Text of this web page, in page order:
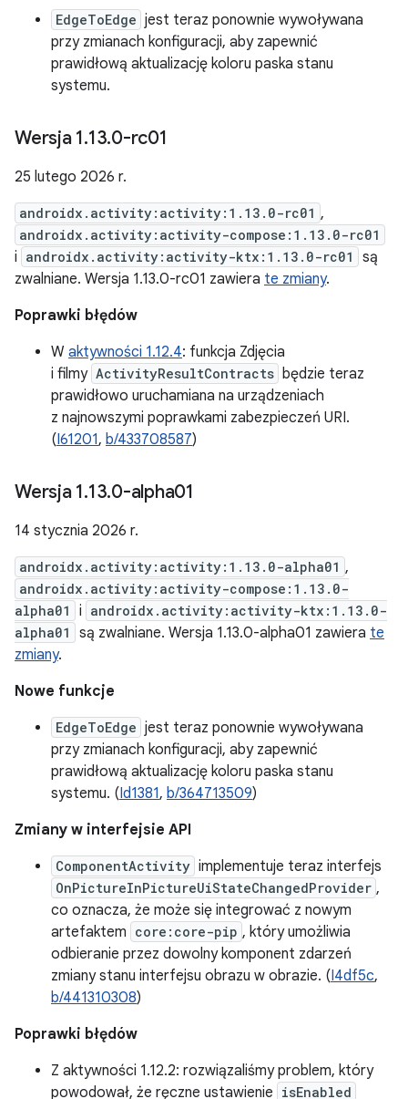
EdgeToEdge jest teraz ponownie wywoływana
przy zmianach konfiguracji, aby zapewnić
prawidłową aktualizację koloru paska stanu
systemu.
Wersja 1.13.0-rc01
25 lutego 2026 r.
androidx.activity:activity:1.13.0-rc01 ,
androidx.activity:activity-compose:1.13.0-rc01
i androidx.activity:activity-ktx:1.13.0-rc01
są
zwalniane. Wersja 1.13.0-rc01 zawiera te zmiany.
Poprawki błędów
W aktywności 1.12.4: funkcja Zdjęcia
i filmy ActivityResultContracts będzie teraz
prawidłowo uruchamiana na urządzeniach
z najnowszymi poprawkami zabezpieczeń URI.
(I61201, b/433708587)
Wersja 1.13.0-alpha01
14 stycznia 2026 r.
androidx.activity:activity:1.13.0-alpha01 ,
androidx.activity:activity-compose:1.13.0-
alpha01
i androidx.activity:activity-ktx:1.13.0-
alpha01
są zwalniane. Wersja 1.13.0-alpha01 zawiera te
zmiany.
Nowe funkcje
EdgeToEdge jest teraz ponownie wywoływana
przy zmianach konfiguracji, aby zapewnić
prawidłową aktualizację koloru paska stanu
systemu. (Id1381, b/364713509)
Zmiany w interfejsie API
ComponentActivity implementuje teraz interfejs
OnPictureInPictureUiStateChangedProvider ,
co oznacza, że może się integrować z nowym
artefaktem core:core-pip , który umożliwia
odbieranie przez dowolny komponent zdarzeń
zmiany stanu interfejsu obrazu w obrazie. (I4df5c,
b/441310308)
Poprawki błędów
Z aktywności 1.12.2: rozwiązaliśmy problem, który
powodował, że ręczne ustawienie isEnabled